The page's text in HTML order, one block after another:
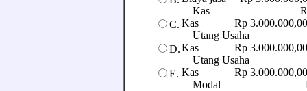
Kas Rp
C. Kas Rp 3.000.000,00
Utang Usaha Rp
D.Kas Rp 3.000.000,00
Utang Usaha Rp
E. Kas Rp 3.000.000,00
Modal Rp